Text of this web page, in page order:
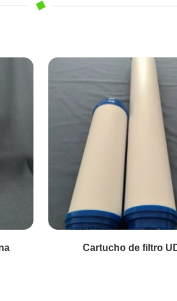
Cartucho de filtro UDF